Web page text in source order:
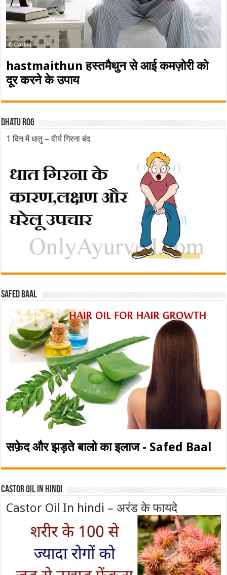
hastmaithun हस्तमैथुन से आई कमज़ोरी को
दूर करने के उपाय
Dhatu rog
1 दिन में धातु – वीर्य गिरना बंद
Safed baal
सफ़ेद और झड़ते बालो का इलाज - Safed Baal
Castor Oil In Hindi
Castor Oil In hindi – अरंड के फायदे